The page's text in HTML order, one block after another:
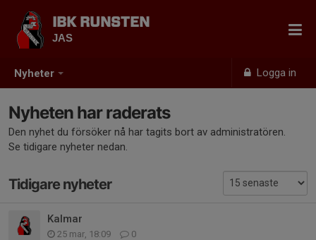
Nyheter Logga in
IBK RUNSTEN
JAS
Nyheten har raderats
Den nyhet du försöker nå har tagits bort av administratören.
Se tidigare nyheter nedan.
Tidigare nyheter
Kalmar
25 mar, 18:09 0